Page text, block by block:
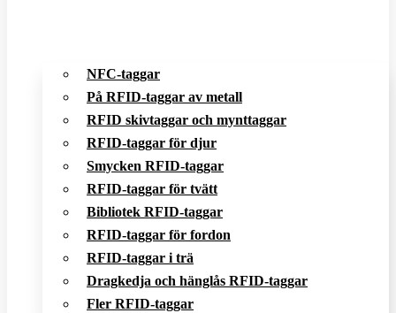
NFC-taggar
På RFID-taggar av metall
RFID skivtaggar och mynttaggar
RFID-taggar för djur
Smycken RFID-taggar
RFID-taggar för tvätt
Bibliotek RFID-taggar
RFID-taggar för fordon
RFID-taggar i trä
Dragkedja och hänglås RFID-taggar
Fler RFID-taggar